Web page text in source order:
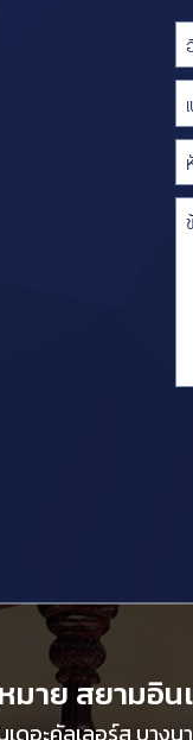
มาย สยามอิน
ดอะคัลเลอร์ส บางนา